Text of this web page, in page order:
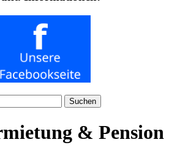
Suchen
& Pension